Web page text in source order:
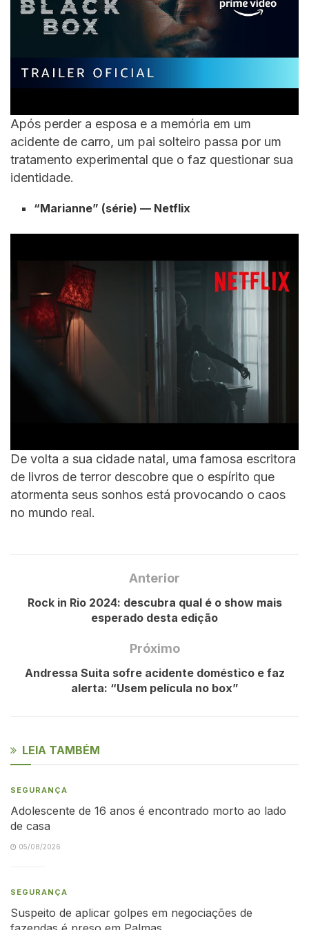
Após perder a esposa e a memória em um
acidente de carro, um pai solteiro passa por um
tratamento experimental que o faz questionar sua
identidade.
“Marianne” (série) — Netflix
De volta a sua cidade natal, uma famosa escritora
de livros de terror descobre que o espírito que
atormenta seus sonhos está provocando o caos
no mundo real.
Anterior
Rock in Rio 2024: descubra qual é o show mais
esperado desta edição
Próximo
Andressa Suita sofre acidente doméstico e faz
alerta: “Usem película no box”
LEIA TAMBÉM
SEGURANÇA
Adolescente de 16 anos é encontrado morto ao lado
de casa
05/08/2026
SEGURANÇA
Suspeito de aplicar golpes em negociações de